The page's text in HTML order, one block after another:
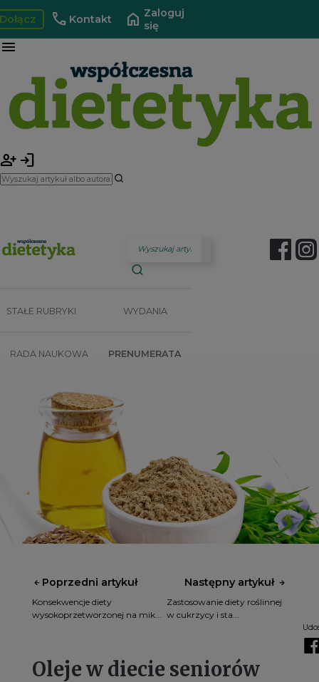
call Kontakt home Zaloguj
się
menu
person_add login
STAŁE RUBRYKI WYDANIA
RADA NAUKOWA PRENUMERATA
SZKOLENIA
Poprzedni artykuł
Konsekwencje diety
wysokoprzetworzonej na mik...
Następny artykuł
Zastosowanie diety roślinnej
w cukrzycy i sta...
Oleje w diecie seniorów